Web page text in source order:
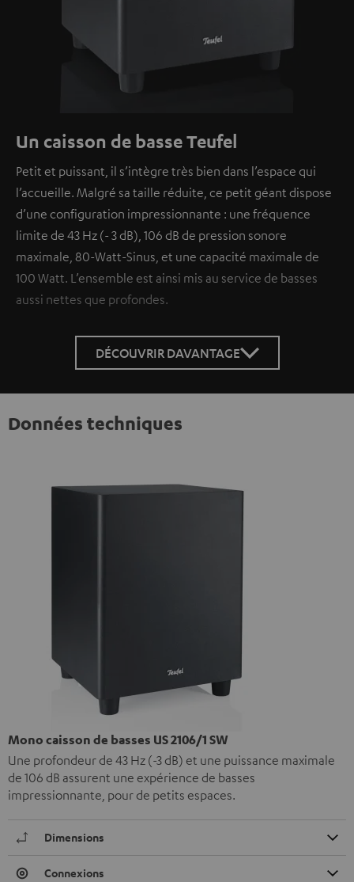
Un caisson de basse Teufel
Petit et puissant, il s’intègre très bien dans l’espace qui
l’accueille. Malgré sa taille réduite, ce petit géant dispose
d’une configuration impressionnante : une fréquence
limite de 43 Hz (- 3 dB), 106 dB de pression sonore
maximale, 80-Watt-Sinus, et une capacité maximale de
100 Watt. L’ensemble est ainsi mis au service de basses
aussi nettes que profondes.
DÉCOUVRIR DAVANTAGE
Données techniques
Mono caisson de basses US 2106/1 SW
Une profondeur de 43 Hz (-3 dB) et une puissance maximale
de 106 dB assurent une expérience de basses
impressionnante, pour de petits espaces.
Dimensions
Connexions